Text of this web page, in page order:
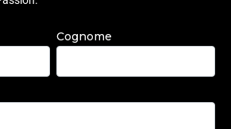
Cognome